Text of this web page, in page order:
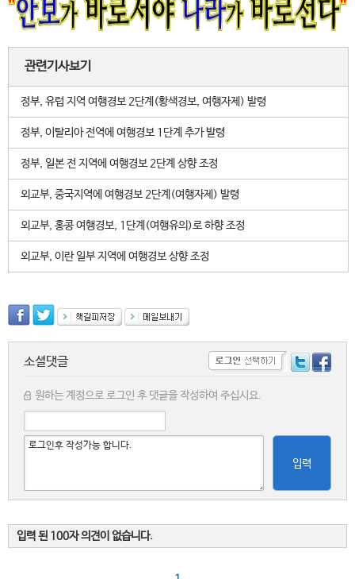
관련기사보기
정부, 유럽 지역 여행경보 2단계(황색경보, 여행자제) 발령
정부, 이탈리아 전역에 여행경보 1단계 추가 발령
정부, 일본 전 지역에 여행경보 2단계 상향 조정
외교부, 중국지역에 여행경보 2단계(여행자제) 발령
외교부, 홍콩 여행경보, 1단계(여행유의)로 하향 조정
외교부, 이란 일부 지역에 여행경보 상향 조정
소셜댓글
원하는 계정으로 로그인 후 댓글을 작성하여 주십시요.
입력
입력 된 100자 의견이 없습니다.